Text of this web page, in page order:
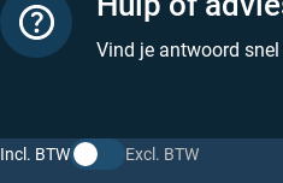
Vind je antwoord
Incl. BTW Excl. BTW